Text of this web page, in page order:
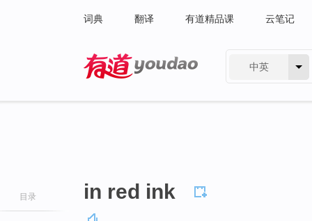
词典 翻译 有道精品课 云笔记
中英
目录 in red ink